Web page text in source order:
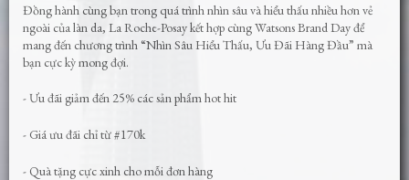
Đồng hành cùng bạn trong quá trình nhìn sâu và hiểu thấu nhiều hơn vẻ
ngoài của làn da, La Roche-Posay kết hợp cùng Watsons Brand Day để
mang đến chương trình “Nhìn Sâu Hiểu Thấu, Ưu Đãi Hàng Đầu” mà
bạn cực kỳ mong đợi.
- Ưu đãi giảm đến 25% các sản phẩm hot hit
- Giá ưu đãi chỉ từ #170k
- Quà tặng cực xinh cho mỗi đơn hàng